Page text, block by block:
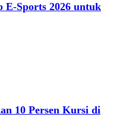
E-Sports 2026 untuk
10 Persen Kursi di